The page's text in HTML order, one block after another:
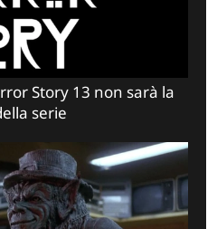
Story 13 non sarà la
serie